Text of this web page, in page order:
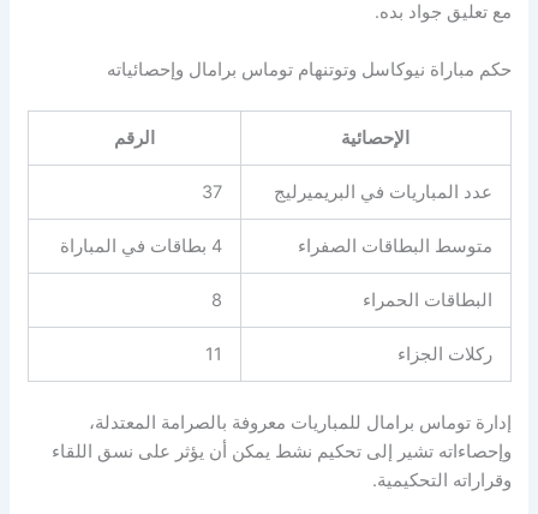
مع تعليق جواد بده.
حكم مباراة نيوكاسل وتوتنهام توماس برامال وإحصائياته
الإحصائية الرقم
عدد المباريات في البريميرليج 37
متوسط البطاقات الصفراء 4 بطاقات في المباراة
البطاقات الحمراء 8
ركلات الجزاء 11
إدارة توماس برامال للمباريات معروفة بالصرامة المعتدلة،
وإحصاءاته تشير إلى تحكيم نشط يمكن أن يؤثر على نسق اللقاء
وقراراته التحكيمية.